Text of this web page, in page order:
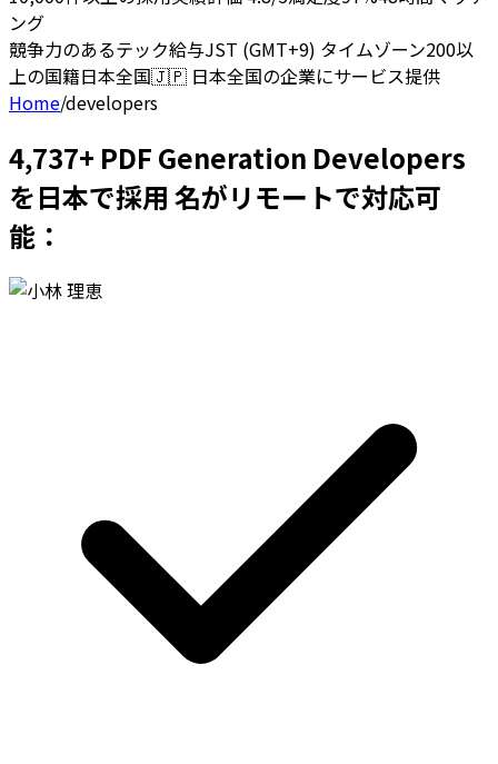
ング
競争力のあるテック給与JST (GMT+9) タイムゾーン200以
上の国籍日本全国🇯🇵 日本全国の企業にサービス提供
Home/developers
4,737+ PDF Generation Developers
を日本で採用 名がリモートで対応可
能：